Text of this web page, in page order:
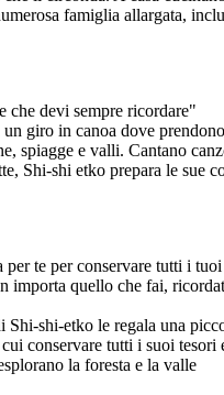
famiglia allargata,
che devi sempre ricordare"
giro in canoa dove
spiagge e valli. Cantano
Shi-shi etko prepara le sue
per te per conservare tutti i tuoi
importa quello che fai,
shi-etko le regala una
conservare tutti i suoi tesori
la foresta e la valle